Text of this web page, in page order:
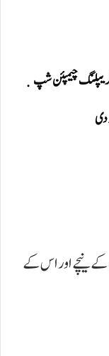
گریپلنگ چیمپئن شپ
دی
نیچے اور اس کے